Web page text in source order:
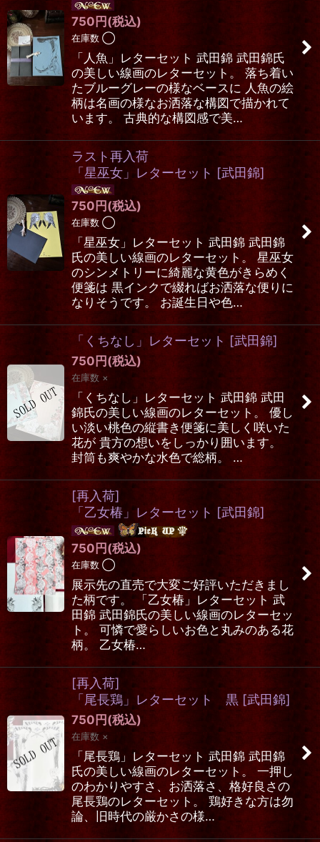
750円(税込)
在庫数 ◯
「人魚」レターセット 武田錦 武田錦氏
の美しい線画のレターセット。 落ち着い
たブルーグレーの様なベースに 人魚の絵
柄は名画の様なお洒落な構図で描かれて
います。 古典的な構図感で美…
ラスト再入荷
「星巫女」レターセット [武田錦]
750 円 (税込)
在庫数 ◯
「星巫女」レターセット 武田錦 武田錦
氏の美しい線画のレターセット。 星巫女
のシンメトリーに綺麗な黄色がきらめく
便箋は 黒インクで綴ればお洒落な便りに
なりそうです。 お誕生日や色…
「くちなし」レターセット [武田錦]
750 円 (税込)
在庫数 ×
「くちなし」レターセット 武田錦 武田
錦氏の美しい線画のレターセット。 優し
い淡い桃色の縦書き便箋に美しく咲いた
花が 貴方の想いをしっかり囲います。
封筒も爽やかな水色で総柄。 …
[再入荷]
「乙女椿」レターセット [武田錦]
750 円 (税込)
在庫数 ◯
展示先の直売で大変ご好評いただきまし
た柄です。 「乙女椿」レターセット 武
田錦 武田錦氏の美しい線画のレターセッ
ト。 可憐で愛らしいお色と丸みのある花
柄。 乙女椿…
[再入荷]
「尾長鶏」レターセット 黒 [武田錦]
750 円 (税込)
在庫数 ×
「尾長鶏」レターセット 武田錦 武田錦
氏の美しい線画のレターセット。 一押し
のわかりやすさ、お洒落さ、格好良さの
尾長鶏のレターセット。 鶏好きな方は勿
論、旧時代の厳かさの様…